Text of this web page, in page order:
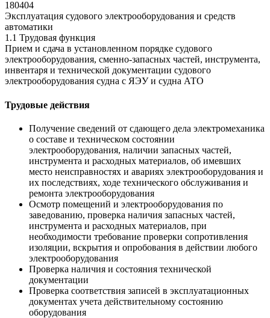
180404
Эксплуатация судового электрооборудования и средств
автоматики
1.1 Трудовая функция
Прием и сдача в установленном порядке судового
электрооборудования, сменно-запасных частей, инструмента,
инвентаря и технической документации судового
электрооборудования судна с ЯЭУ и судна АТО
Трудовые действия
Получение сведений от сдающего дела электромеханика
о составе и техническом состоянии
электрооборудования, наличии запасных частей,
инструмента и расходных материалов, об имевших
место неисправностях и авариях электрооборудования и
их последствиях, ходе технического обслуживания и
ремонта электрооборудования
Осмотр помещений и электрооборудования по
заведованию, проверка наличия запасных частей,
инструмента и расходных материалов, при
необходимости требование проверки сопротивления
изоляции, вскрытия и опробования в действии любого
электрооборудования
Проверка наличия и состояния технической
документации
Проверка соответствия записей в эксплуатационных
документах учета действительному состоянию
оборудования